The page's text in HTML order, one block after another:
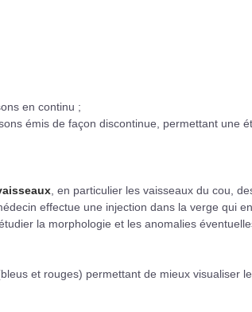
en continu ;
émis de façon discontinue, permettant une
, en particulier les vaisseaux du cou,
effectue une injection dans la verge qui
la morphologie et les anomalies
et rouges) permettant de mieux visualiser